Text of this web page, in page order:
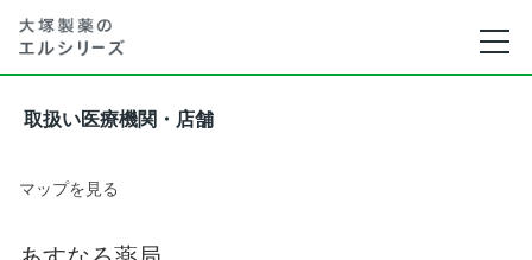
取扱い医療機関・店舗
マップを見る